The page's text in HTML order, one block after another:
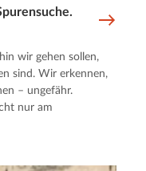
wir gehen sollen,
sind. Wir erkennen,
– ungefähr.
nur am